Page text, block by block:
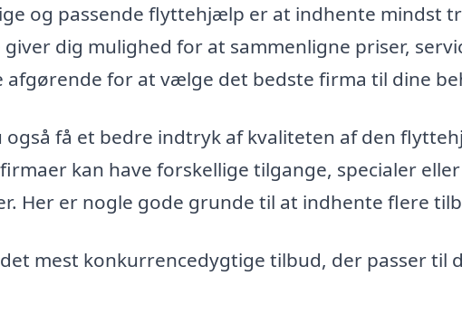
og passende flyttehjælp er at indhente mindst
dig mulighed for at sammenligne priser,
for at vælge det bedste firma til dine
få et bedre indtryk af kvaliteten af den
kan have forskellige tilgange, specialer
Her er nogle gode grunde til at indhente flere
mest konkurrencedygtige tilbud, der passer til